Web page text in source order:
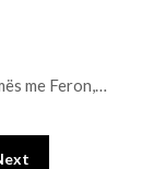
me Feron,…